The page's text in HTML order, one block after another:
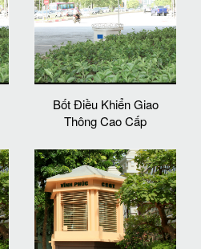
Bốt Điều Khiển Giao
Thông Cao Cấp